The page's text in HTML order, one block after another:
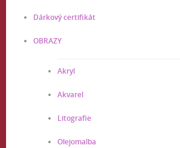
Dárkový certifikát
OBRAZY
Akryl
Akvarel
Litografie
Olejomalba